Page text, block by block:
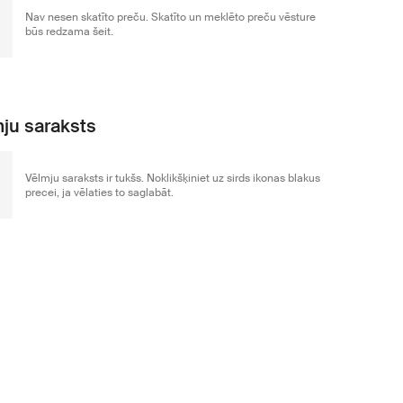
Nav nesen skatīto preču. Skatīto un meklēto preču vēsture
būs redzama šeit.
saraksts
Vēlmju saraksts ir tukšs. Noklikšķiniet uz sirds ikonas blakus
precei, ja vēlaties to saglabāt.